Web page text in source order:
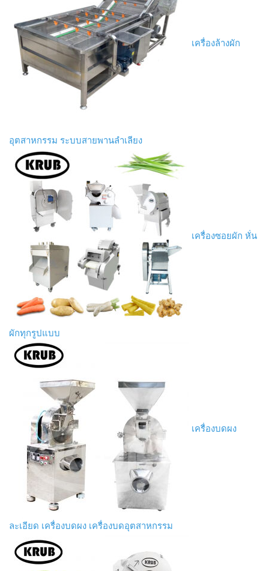
เครื่องล้างผัก
อุตสาหกรรม ระบบสายพานลำเลียง
เครื่องซอยผัก หั่น
ผักทุกรูปแบบ
เครื่องบดผง
ละเอียด เครื่องบดผง เครื่องบดอุตสาหกรรม